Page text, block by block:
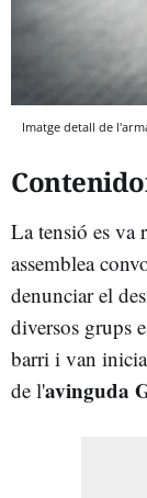
Imatge detall de
La tensió es va
assemblea
denunciar el
diversos grups
barri i van
de l'avinguda